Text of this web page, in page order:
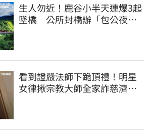
生人勿近！鹿谷小半天連爆3起
墜橋 公所封橋辦「包公夜
看到證嚴法師下跪頂禮！明星
女律揪宗教大師全家詐慈濟…